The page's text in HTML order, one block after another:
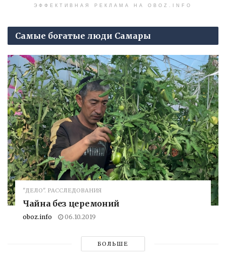
ЭФФЕКТИВНАЯ РЕКЛАМА НА OBOZ.INFO
Самые богатые люди Самары
"ДЕЛО". РАССЛЕДОВАНИЯ
Чайна без церемоний
oboz.info 06.10.2019
БОЛЬШЕ